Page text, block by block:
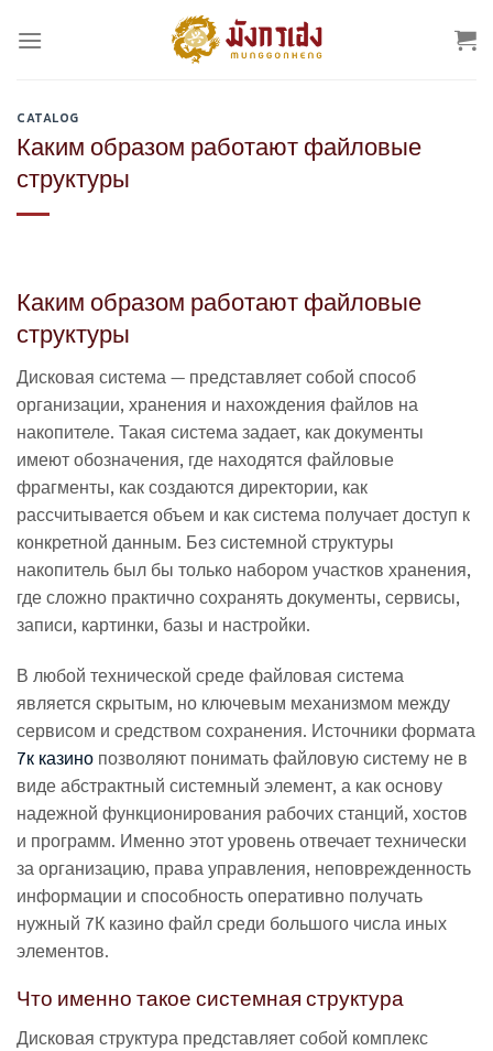
CATALOG
Каким образом работают файловые
структуры
Каким образом работают файловые
структуры
Дисковая система — представляет собой способ
организации, хранения и нахождения файлов на
накопителе. Такая система задает, как документы
имеют обозначения, где находятся файловые
фрагменты, как создаются директории, как
рассчитывается объем и как система получает доступ к
конкретной данным. Без системной структуры
накопитель был бы только набором участков хранения,
где сложно практично сохранять документы, сервисы,
записи, картинки, базы и настройки.
В любой технической среде файловая система
является скрытым, но ключевым механизмом между
сервисом и средством сохранения. Источники формата
7к казино позволяют понимать файловую систему не в
виде абстрактный системный элемент, а как основу
надежной функционирования рабочих станций, хостов
и программ. Именно этот уровень отвечает технически
за организацию, права управления, неповрежденность
информации и способность оперативно получать
нужный 7К казино файл среди большого числа иных
элементов.
Что именно такое системная структура
Дисковая структура представляет собой комплекс